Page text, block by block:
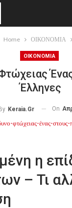
Home ΟΙΚΟΝΟΜΙΑ
ΟΙΚΟΝΟΜΙΑ
Έλληνες
Keraia.gr On
η
– Τι